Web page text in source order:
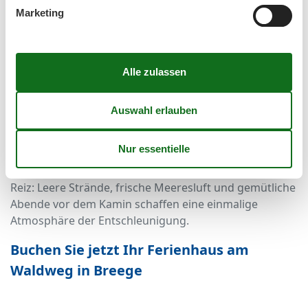
Jahreszeit
Im Sommer locken die langen Strände und das klare
Im Frühling und Herbst genießen Sie die Ruhe der
Natur und die milderen Temperaturen bei
ausgedehnten Spaziergängen oder Radtouren.
Selbst im Winter hat Breege seinen ganz besonderen
Reiz: Leere Strände, frische Meeresluft und gemütliche
Abende vor dem Kamin schaffen eine einmalige
Atmosphäre der Entschleunigung.
Buchen Sie jetzt Ihr Ferienhaus am
Waldweg in Breege
Marketing